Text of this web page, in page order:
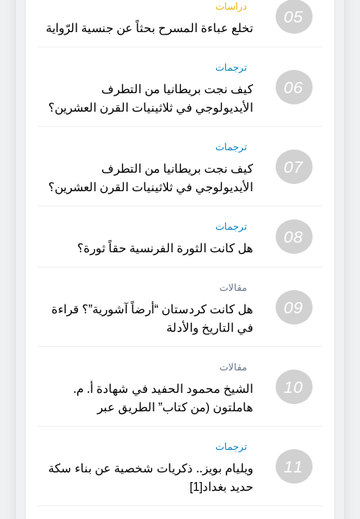
05
دراسات
تخلع عباءة المسرح بحثاً عن جنسية الرّواية
06
ترجمات
كيف نجت بريطانيا من التطرف
الأيديولوجي في ثلاثينيات القرن العشرين؟
07
ترجمات
كيف نجت بريطانيا من التطرف
الأيديولوجي في ثلاثينيات القرن العشرين؟
08
ترجمات
هل كانت الثورة الفرنسية حقاً ثورة؟
09
مقالات
هل كانت كردستان “أرضاً آشورية”؟ قراءة
في التاريخ والأدلة
10
مقالات
الشيخ محمود الحفيد في شهادة أ. م.
هاملتون (من كتاب” الطريق عبر
11
ترجمات
ويليام بويز.. ذكريات شخصية عن بناء سكة
حديد بغداد[1]